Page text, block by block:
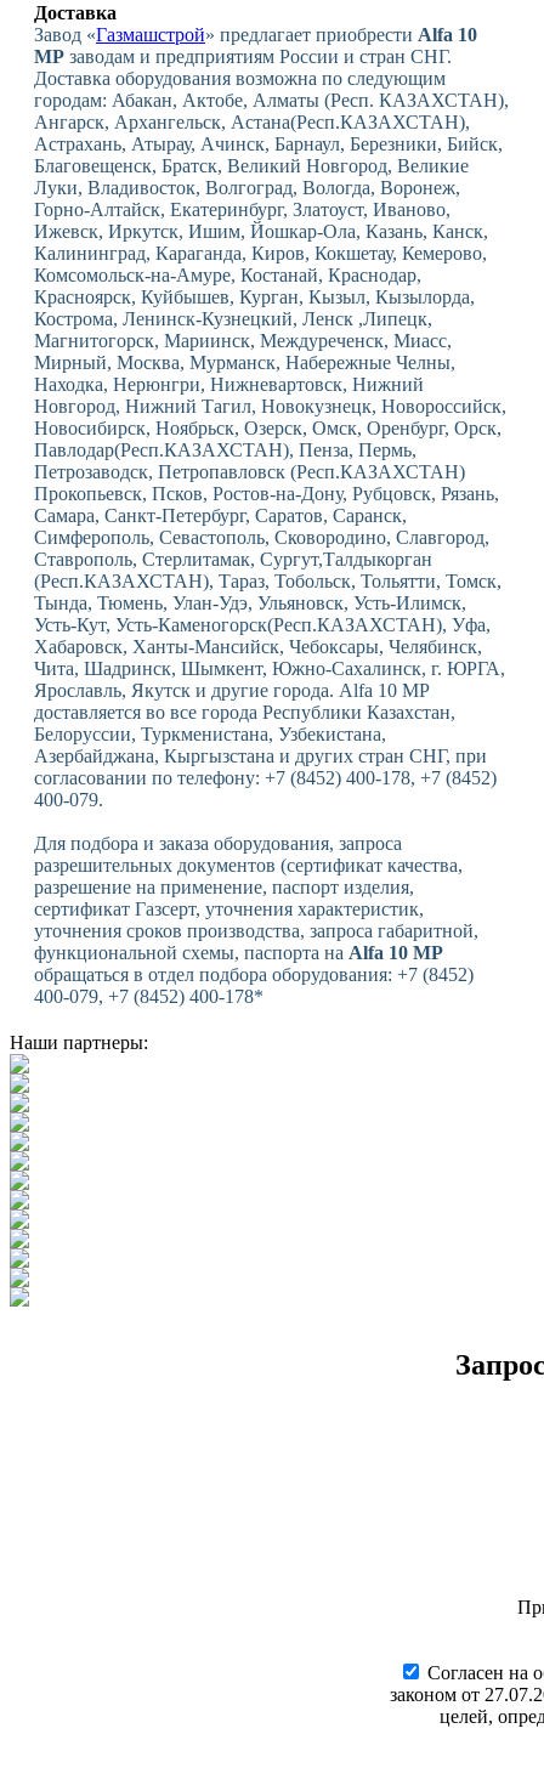
Доставка
Завод «Газмашстрой» предлагает приобрести Alfa 10
MP заводам и предприятиям России и стран СНГ.
Доставка оборудования возможна по следующим
городам: Абакан, Актобе, Алматы (Респ. КАЗАХСТАН),
Ангарск, Архангельск, Астана(Респ.КАЗАХСТАН),
Астрахань, Атырау, Ачинск, Барнаул, Березники, Бийск,
Благовещенск, Братск, Великий Новгород, Великие
Луки, Владивосток, Волгоград, Вологда, Воронеж,
Горно-Алтайск, Екатеринбург, Златоуст, Иваново,
Ижевск, Иркутск, Ишим, Йошкар-Ола, Казань, Канск,
Калининград, Караганда, Киров, Кокшетау, Кемерово,
Комсомольск-на-Амуре, Костанай, Краснодар,
Красноярск, Куйбышев, Курган, Кызыл, Кызылорда,
Кострома, Ленинск-Кузнецкий, Ленск ,Липецк,
Магнитогорск, Мариинск, Междуреченск, Миасс,
Мирный, Москва, Мурманск, Набережные Челны,
Находка, Нерюнгри, Нижневартовск, Нижний
Новгород, Нижний Тагил, Новокузнецк, Новороссийск,
Новосибирск, Ноябрьск, Озерск, Омск, Оренбург, Орск,
Павлодар(Респ.КАЗАХСТАН), Пенза, Пермь,
Петрозаводск, Петропавловск (Респ.КАЗАХСТАН)
Прокопьевск, Псков, Ростов-на-Дону, Рубцовск, Рязань,
Самара, Санкт-Петербург, Саратов, Саранск,
Симферополь, Севастополь, Сковородино, Славгород,
Ставрополь, Стерлитамак, Сургут,Талдыкорган
(Респ.КАЗАХСТАН), Тараз, Тобольск, Тольятти, Томск,
Тында, Тюмень, Улан-Удэ, Ульяновск, Усть-Илимск,
Усть-Кут, Усть-Каменогорск(Респ.КАЗАХСТАН), Уфа,
Хабаровск, Ханты-Мансийск, Чебоксары, Челябинск,
Чита, Шадринск, Шымкент, Южно-Сахалинск, г. ЮРГА,
Ярославль, Якутск и другие города. Alfa 10 MP
доставляется во все города Республики Казахстан,
Белоруссии, Туркменистана, Узбекистана,
Азербайджана, Кыргызстана и других стран СНГ, при
согласовании по телефону: +7 (8452) 400-178, +7 (8452)
400-079.
Для подбора и заказа оборудования, запроса
разрешительных документов (сертификат качества,
разрешение на применение, паспорт изделия,
сертификат Газсерт, уточнения характеристик,
уточнения сроков производства, запроса габаритной,
функциональной схемы, паспорта на Alfa 10 MP
обращаться в отдел подбора оборудования: +7 (8452)
400-079, +7 (8452) 400-178*
Наши партнеры:
Cогласен на
законом от
целей,